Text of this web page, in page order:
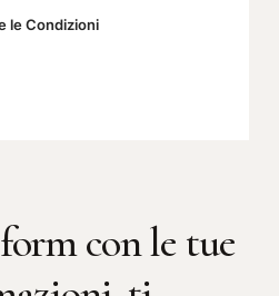
le Condizioni
con le tue